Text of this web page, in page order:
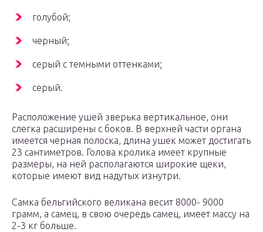
голубой;
черный;
серый с темными оттенками;
серый.
Расположение ушей зверька вертикальное, они
слегка расширены с боков. В верхней части органа
имеется черная полоска, длина ушек может достигать
23 сантиметров. Голова кролика имеет крупные
размеры, на ней располагаются широкие щеки,
которые имеют вид надутых изнутри.
Самка бельгийского великана весит 8000- 9000
грамм, а самец, в свою очередь самец, имеет массу на
2-3 кг больше.